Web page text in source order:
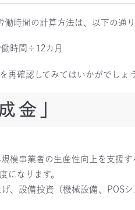
時間の計算方法は、以下の通り
時間÷12カ月
再確認してみてはいかがでしょ
金」
模事業者の生産性向上を支援
になります。
、設備投資（機械設備、POS